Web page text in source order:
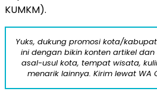
KUMKM).
Yuks, dukung promosi kota/
ini dengan bikin konten artikel
asal-usul kota, tempat wisata,
menarik lainnya. Kirim lewat WA